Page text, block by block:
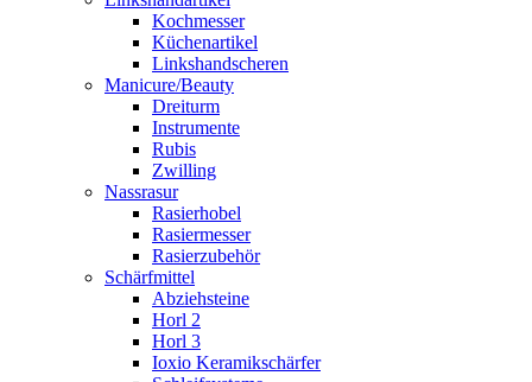
Kochmesser
Küchenartikel
Linkshandscheren
Manicure/Beauty
Dreiturm
Instrumente
Rubis
Zwilling
Nassrasur
Rasierhobel
Rasiermesser
Rasierzubehör
Schärfmittel
Abziehsteine
Horl 2
Horl 3
Ioxio Keramikschärfer